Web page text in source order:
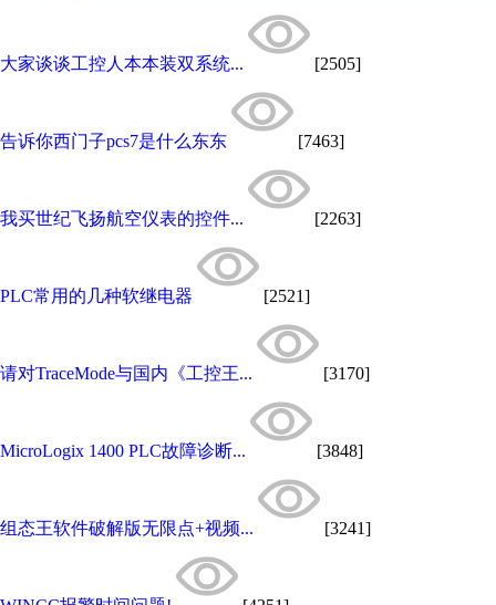
大家谈谈工控人本本装双系统... [2505]
告诉你西门子pcs7是什么东东 [7463]
我买世纪飞扬航空仪表的控件... [2263]
PLC常用的几种软继电器 [2521]
请对TraceMode与国内《工控王... [3170]
MicroLogix 1400 PLC故障诊断... [3848]
组态王软件破解版无限点+视频... [3241]